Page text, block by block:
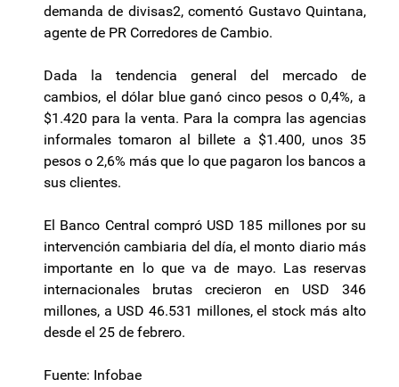
demanda de divisas2, comentó Gustavo Quintana,
agente de PR Corredores de Cambio.
Dada la tendencia general del mercado de
cambios, el dólar blue ganó cinco pesos o 0,4%, a
$1.420 para la venta. Para la compra las agencias
informales tomaron al billete a $1.400, unos 35
pesos o 2,6% más que lo que pagaron los bancos a
sus clientes.
El Banco Central compró USD 185 millones por su
intervención cambiaria del día, el monto diario más
importante en lo que va de mayo. Las reservas
internacionales brutas crecieron en USD 346
millones, a USD 46.531 millones, el stock más alto
desde el 25 de febrero.
Fuente: Infobae